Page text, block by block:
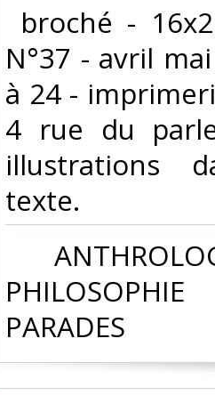
broché -
N°37 - avril
à 24 -
4 rue du
illustrations
texte.‎
PHILOSOPHIE
PARADES‎